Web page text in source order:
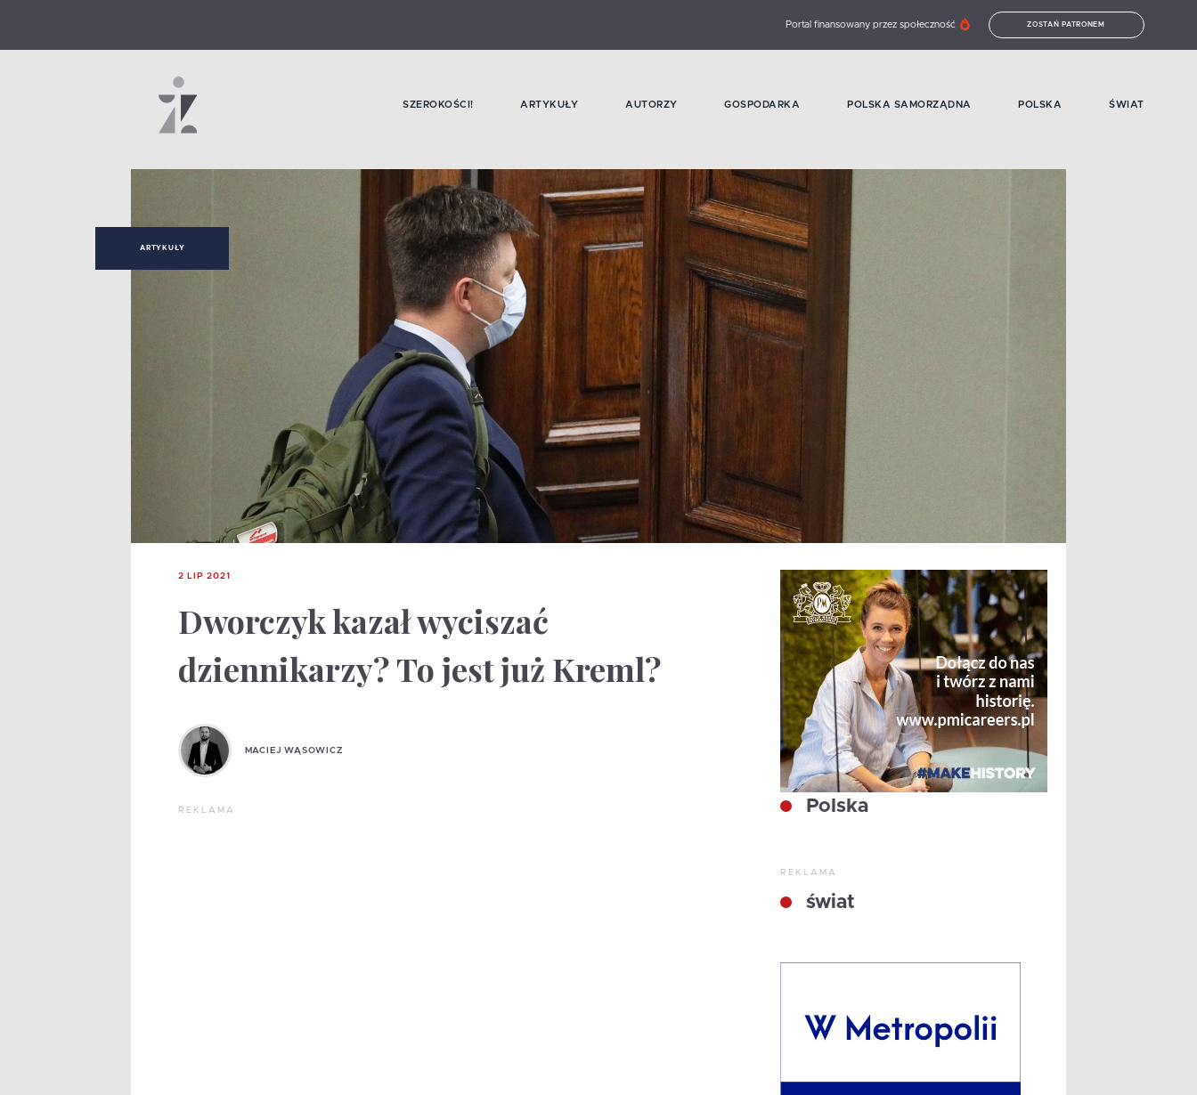
Portal finansowany przez społeczność ZOSTAŃ PATRONEM
SZEROKOŚCI! ARTYKUŁY AUTORZY GOSPODARKA POLSKA SAMORZĄDNA POLSKA ŚWIAT
ARTYKUŁY
2 LIP 2021
Dworczyk kazał wyciszać
dziennikarzy? To jest już Kreml?
MACIEJ WĄSOWICZ
REKLAMA Polska
REKLAMA
świat